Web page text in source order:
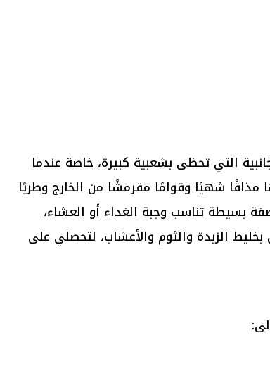
التي تحظى بشعبية كبيرة، خاصة عندما
مذاقًا شهيًا وقوامًا مقرمشًا من الخارج وطريًا
بسيطة تناسب وجبة الغداء أو العشاء،
الزبدة والثوم والأعشاب، لتحصلي على